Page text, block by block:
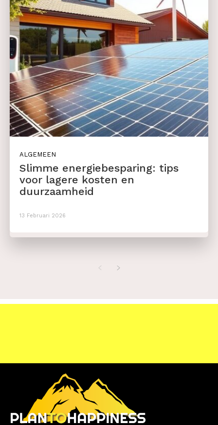
ALGEMEEN
Slimme energiebesparing: tips
voor lagere kosten en
duurzaamheid
13 Februari 2026